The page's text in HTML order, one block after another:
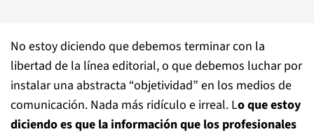
No estoy diciendo que debemos terminar con la
libertad de la línea editorial, o que debemos luchar por
instalar una abstracta “objetividad” en los medios de
comunicación. Nada más ridículo e irreal. Lo que estoy
diciendo es que la información que los profesionales